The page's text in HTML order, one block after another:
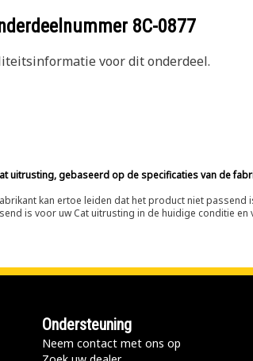
8C-0877
voor dit onderdeel.
uitrusting, gebaseerd op de specificaties van de
kan ertoe leiden dat het product niet
is voor uw Cat uitrusting in de huidige conditie
Ondersteuning
Neem contact met ons op